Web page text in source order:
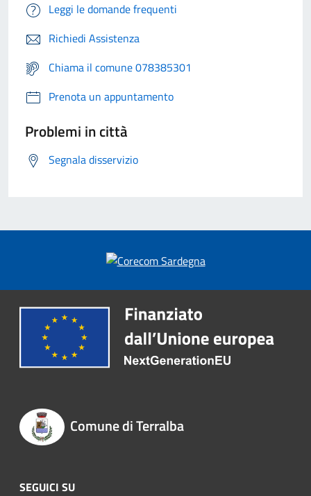
Leggi le domande frequenti
Richiedi Assistenza
Chiama il comune 078385301
Prenota un appuntamento
Problemi in città
Segnala disservizio
Comune di Terralba
SEGUICI SU